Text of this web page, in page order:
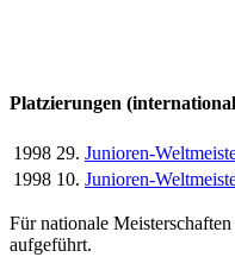
Platzierungen
1998 29. Junioren-
1998 10. Junioren-
Für nationale
aufgeführt.